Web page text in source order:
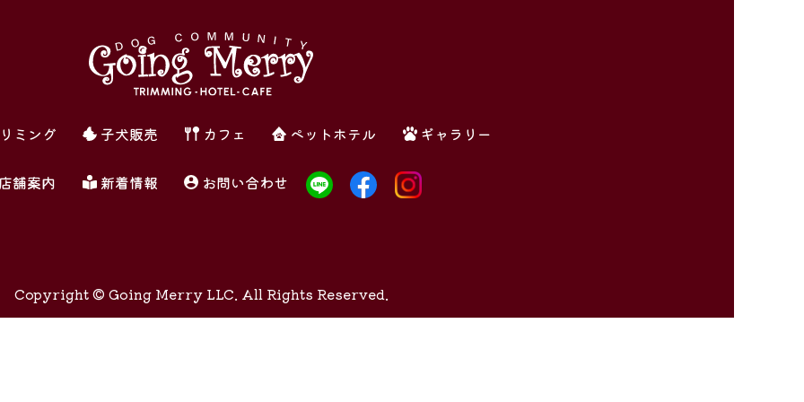
ミング 子犬販売 カフェ ペットホテル ギャラリー
店舗案内 新着情報 お問い合わせ
Copyright © Going Merry LLC. All Rights Reserved.